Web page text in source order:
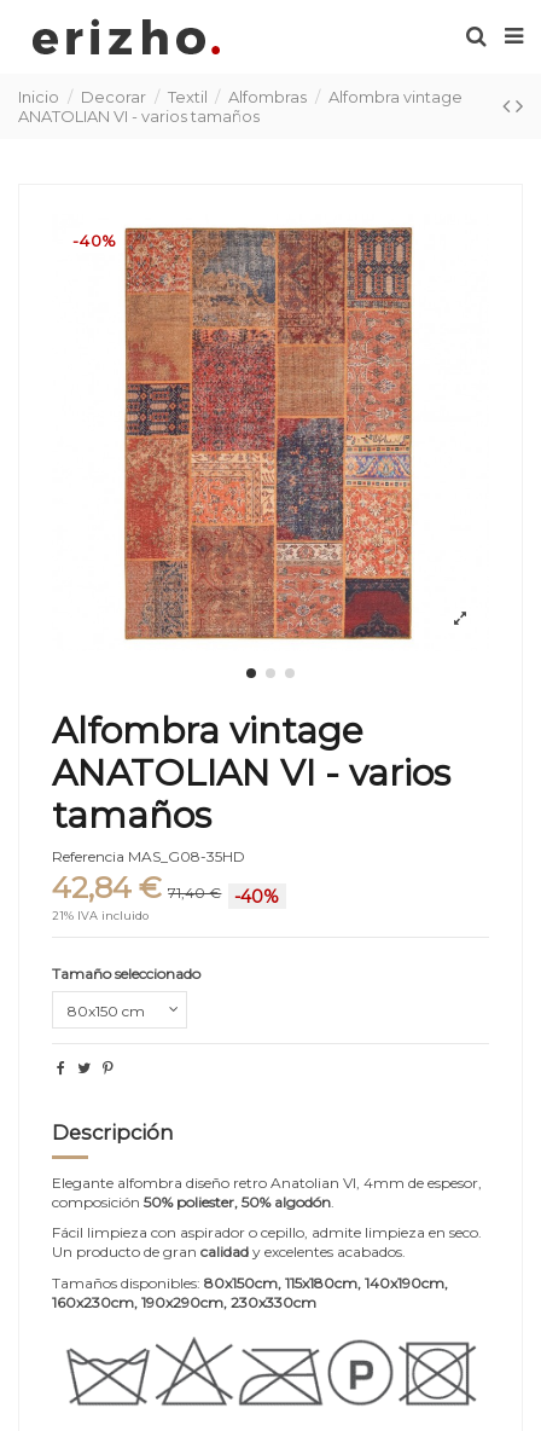
Inicio Decorar Textil Alfombras
Alfombra vintage
ANATOLIAN VI - varios tamaños
-40%
Alfombra vintage
ANATOLIAN VI - varios
tamaños
Referencia MAS_G08-35HD
42,84 € 71,40 € -40%
21% IVA incluido
Tamaño seleccionado
Descripción
Elegante alfombra diseño retro Anatolian VI, 4mm de espesor,
composición 50% poliester, 50% algodón
Fácil limpieza con aspirador o cepillo, admite limpieza en seco.
Un producto de gran calidad y excelentes acabados.
Tamaños disponibles: 80x150cm, 115x180cm, 140x190cm,
160x230cm, 190x290cm, 230x330cm